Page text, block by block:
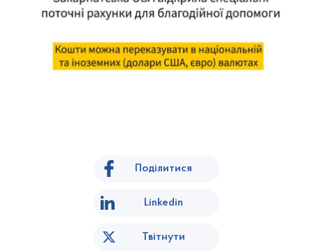
Поділитися
Linkedin
Твітнути